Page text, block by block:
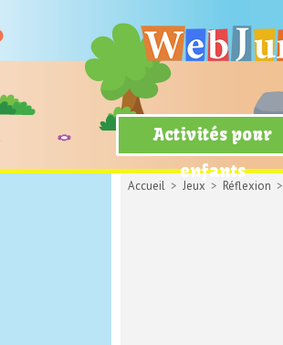
Activités pour
enfants
Accueil > Jeux > Réflexion